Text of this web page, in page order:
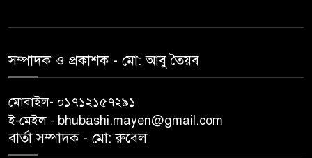
সম্পাদক ও প্রকাশক -‌ মো: আবু‌ তৈয়ব
মোবাইল- ০১৭১২১৫৭২৯১
ই-মেইল - bhubashi.mayen@gmail.com
বার্তা সম্পাদক - মো: রু‌বেল